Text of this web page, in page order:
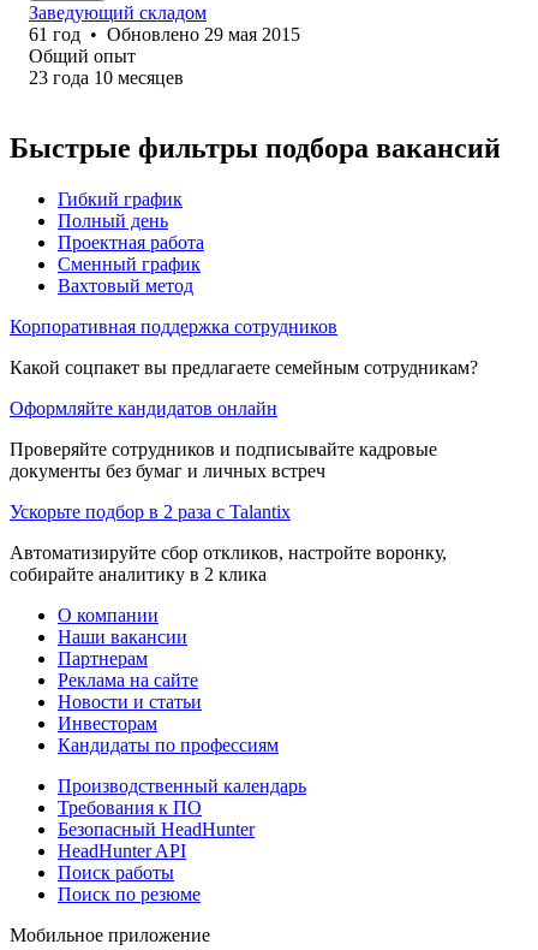
Заведующий складом
61 год • Обновлено 29 мая 2015
Общий опыт
23 года 10 месяцев
Быстрые фильтры подбора вакансий
Гибкий график
Полный день
Проектная работа
Сменный график
Вахтовый метод
Корпоративная поддержка сотрудников
Какой соцпакет вы предлагаете семейным сотрудникам?
Оформляйте кандидатов онлайн
Проверяйте сотрудников и подписывайте кадровые
документы без бумаг и личных встреч
Ускорьте подбор в 2 раза с Talantix
Автоматизируйте сбор откликов, настройте воронку,
собирайте аналитику в 2 клика
О компании
Наши вакансии
Партнерам
Реклама на сайте
Новости и статьи
Инвесторам
Кандидаты по профессиям
Производственный календарь
Требования к ПО
Безопасный HeadHunter
HeadHunter API
Поиск работы
Поиск по резюме
Мобильное приложение